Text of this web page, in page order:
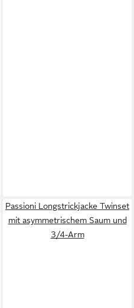
Passioni Longstrickjacke Twinset
mit asymmetrischem Saum und
3/4-Arm